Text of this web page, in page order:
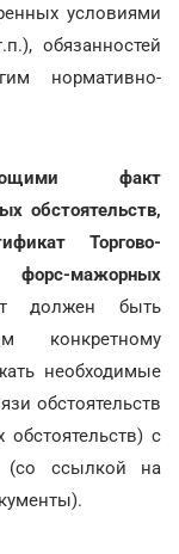
условиями
обязанностей
нормативно-
факт
обстоятельств,
Торгово-
мажорных
должен быть
конкретному
необходимые
обстоятельств
с
(со ссылкой на